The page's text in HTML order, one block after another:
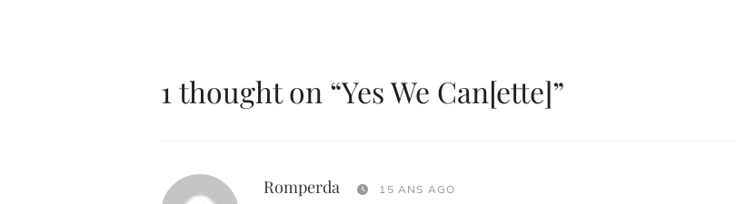
1 thought on “Yes We Can[ette]”
Romperda says:15 ANS AGO